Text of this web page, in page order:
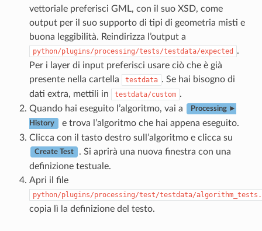
vettoriale preferisci GML, con il suo XSD, come
output per il suo supporto di tipi di geometria misti e
buona leggibilità. Reindirizza l’output a
python/plugins/processing/tests/testdata/expected
.
Per i layer di input preferisci usare ciò che è già
presente nella cartella
testdata . Se hai bisogno di
dati extra, mettili in
testdata/custom .
Quando hai eseguito l’algoritmo, vai a
Processing ►
History
e trova l’algoritmo che hai appena eseguito.
Clicca con il tasto destro sull’algoritmo e clicca su
Create Test
. Si aprirà una nuova finestra con una
definizione testuale.
Apri il file
python/plugins/processing/test/testdata/
copia lì la definizione del testo.